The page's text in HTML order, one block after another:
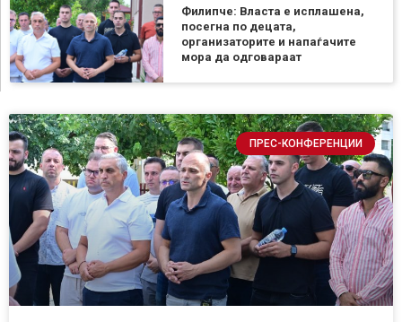
Филипче: Власта е исплашена,
посегна по децата,
организаторите и напаѓачите
мора да одговараат
ПРЕС-КОНФЕРЕНЦИИ